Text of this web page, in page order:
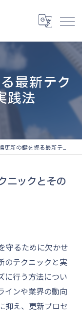
最新テク
践法
新の鍵を握る最新テクニックとその実践法
ニックとその
守るために欠かせ
のテクニックと実
に行う方法につい
インや業界の動向
抑え、更新プロセ